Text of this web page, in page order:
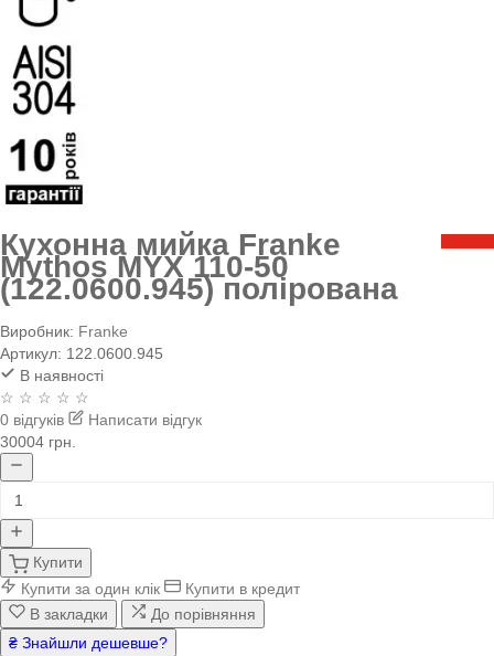
Кухонна мийка Franke
Mythos MYX 110-50
(122.0600.945) полірована
Виробник: Franke
Артикул: 122.0600.945
В наявності
☆ ☆ ☆ ☆ ☆
0 відгуків
Написати відгук
30004 грн.
Купити
Купити за один клік
Купити в кредит
В закладки
До порівняння
₴ Знайшли дешевше?